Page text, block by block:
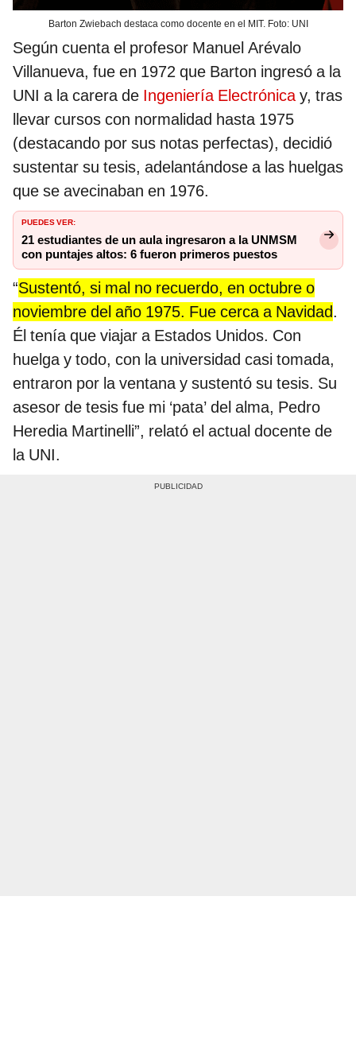
Barton Zwiebach destaca como docente en el MIT. Foto: UNI
Según cuenta el profesor Manuel Arévalo
Villanueva, fue en 1972 que Barton ingresó a la
UNI a la carera de Ingeniería Electrónica y, tras
llevar cursos con normalidad hasta 1975
(destacando por sus notas perfectas), decidió
sustentar su tesis, adelantándose a las huelgas
que se avecinaban en 1976.
PUEDES VER:
21 estudiantes de un aula ingresaron a la UNMSM
con puntajes altos: 6 fueron primeros puestos
“Sustentó, si mal no recuerdo, en octubre o
noviembre del año 1975. Fue cerca a Navidad.
Él tenía que viajar a Estados Unidos. Con
huelga y todo, con la universidad casi tomada,
entraron por la ventana y sustentó su tesis. Su
asesor de tesis fue mi ‘pata’ del alma, Pedro
Heredia Martinelli”, relató el actual docente de
la UNI.